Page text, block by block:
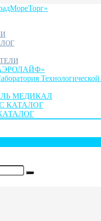
МЕДИКАЛ
КАТАЛОГ
КАТАЛОГ